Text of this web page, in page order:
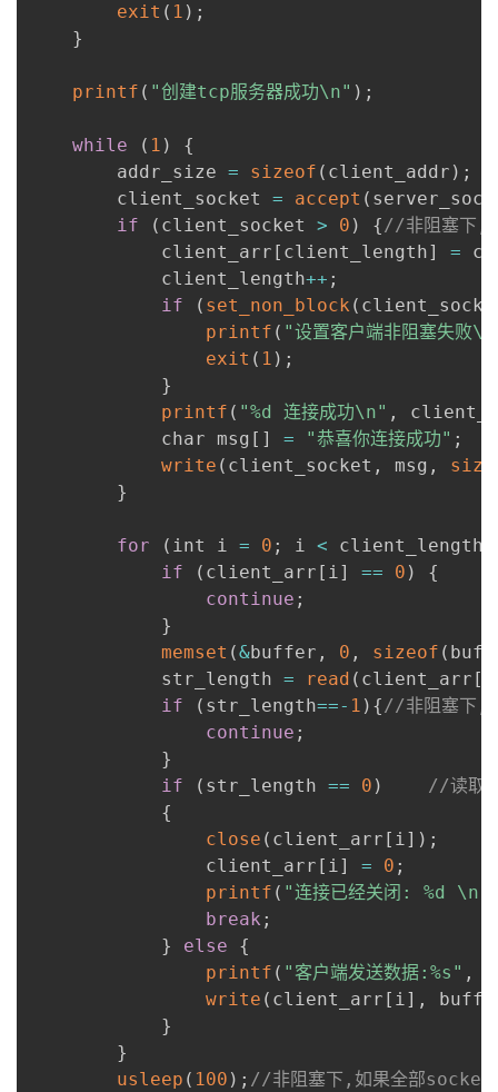
exit ( 1 ) ;
}
printf ( "创建tcp服务器成功\n" ) ;
while ( 1 )
{
        addr_size
= sizeof ( client_addr ) ;
        client_socket
= accept (
if
( client_socket > 0 ) {//非阻塞下,
            client_arr
[ client_length] =
            client_length
++ ;
if
( set_non_block (
printf ( "设置客户端非阻塞失败
exit ( 1 ) ;
}
printf ( "%d 连接成功\n" ,
            char msg
[ ] = "恭喜你连接成功" ;
write ( client_socket , msg ,
}
for ( int i = 0 ; i < client_length
if
( client_arr [ i] == 0 )
{
continue ;
}
memset (&buffer , 0 , sizeof (
            str_length
= read ( client_arr [
if
( str_length==- 1 ) {//非阻塞下,
continue ;
}
if
( str_length == 0 )
//读取
{
close ( client_arr [ i] ) ;
                client_arr
[ i] = 0 ;
printf ( "连接已经关闭: %d \n"
break ;
}
else
{
printf ( "客户端发送数据:%s" ,
write ( client_arr [ i] ,
}
}
usleep ( 100 ) ; //非阻塞下,如果全部socket